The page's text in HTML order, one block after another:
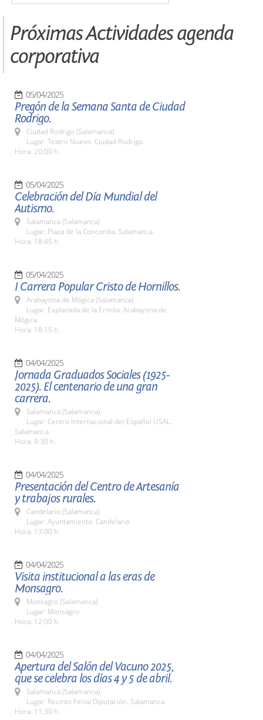
Próximas Actividades agenda
corporativa
05/04/2025
Pregón de la Semana Santa de Ciudad
Rodrigo.
Ciudad Rodrigo (Salamanca)
Lugar: Teatro Nuevo. Ciudad Rodrigo.
Hora: 20:00 h.
05/04/2025
Celebración del Día Mundial del
Autismo.
Salamanca (Salamanca)
Lugar: Plaza de la Concordia. Salamanca.
Hora: 18:45 h.
05/04/2025
I Carrera Popular Cristo de Hornillos.
Arabayona de Mógica (Salamanca)
Lugar: Explanada de la Ermita. Arabayona de
Mógica.
Hora: 18:15 h.
04/04/2025
Jornada Graduados Sociales (1925-
2025). El centenario de una gran
carrera.
Salamanca (Salamanca)
Lugar: Centro Internacional del Español USAL.
Salamanca
Hora: 9:30 h.
04/04/2025
Presentación del Centro de Artesanía
y trabajos rurales.
Candelario (Salamanca)
Lugar: Ayuntamiento. Candelario
Hora: 13:00 h.
04/04/2025
Visita institucional a las eras de
Monsagro.
Monsagro (Salamanca)
Lugar: Monsagro
Hora: 12:00 h.
04/04/2025
Apertura del Salón del Vacuno 2025,
que se celebra los días 4 y 5 de abril.
Salamanca (Salamanca)
Lugar: Recinto Ferial Diputación. Salamanca
Hora: 11:30 h.